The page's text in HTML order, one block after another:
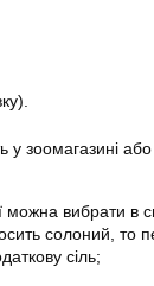
зоомагазині або
вибрати в
солоний, то
сіль;